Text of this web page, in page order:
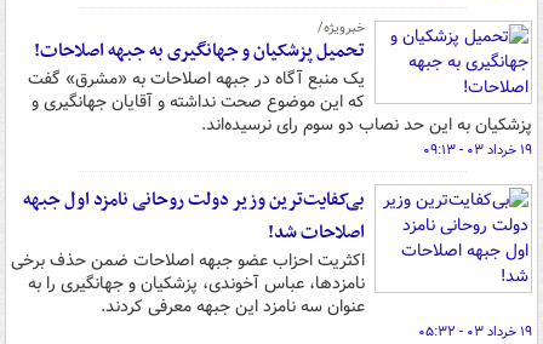
خبرویژه/
تحمیل پزشکیان و جهانگیری به جبهه اصلاحات!
یک منبع آگاه در جبهه اصلاحات به «مشرق» گفت
که این موضوع صحت نداشته و آقایان جهانگیری و
پزشکیان به این حد نصاب دو سوم رای نرسیده‌اند.
۱۹ خرداد ۰۳ - ۰۹:۱۳
بی‌کفایت‌ترین وزیر دولت روحانی نامزد اول جبهه
اصلاحات شد!
اکثریت احزاب عضو جبهه اصلاحات ضمن حذف برخی
نامزدها، عباس آخوندی، پزشکیان و جهانگیری را به
عنوان سه نامزد این جبهه معرفی کردند.
۱۹ خرداد ۰۳ - ۰۵:۳۲